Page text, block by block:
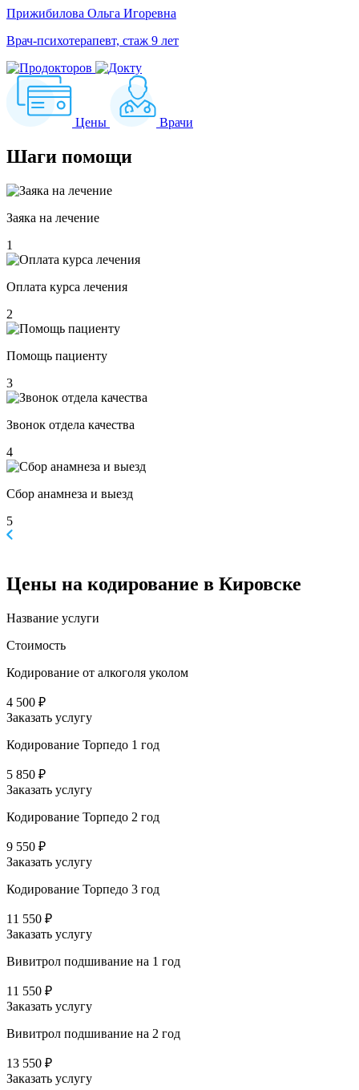
Прижибилова Ольга Игоревна
Врач-психотерапевт, стаж 9 лет
Цены Врачи
Шаги помощи
Заяка на лечение
1
Оплата курса лечения
2
Помощь пациенту
3
Звонок отдела качества
4
Сбор анамнеза и выезд
5
Цены на кодирование в Кировске
Название услуги
Стоимость
Кодирование от алкоголя уколом
4 500 ₽
Заказать услугу
Кодирование Торпедо 1 год
5 850 ₽
Заказать услугу
Кодирование Торпедо 2 год
9 550 ₽
Заказать услугу
Кодирование Торпедо 3 год
11 550 ₽
Заказать услугу
Вивитрол подшивание на 1 год
11 550 ₽
Заказать услугу
Вивитрол подшивание на 2 год
13 550 ₽
Заказать услугу